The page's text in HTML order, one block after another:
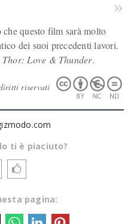
questo film sarà molto
dei suoi precedenti lavori.
Thor: Love & Thunder.
riservati
ti è piaciuto?
pagina: